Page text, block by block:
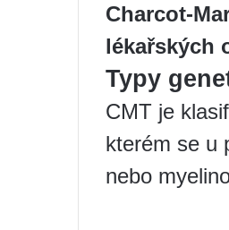
Charcot-
lékařských
Typy
CMT je
kterém se u
nebo